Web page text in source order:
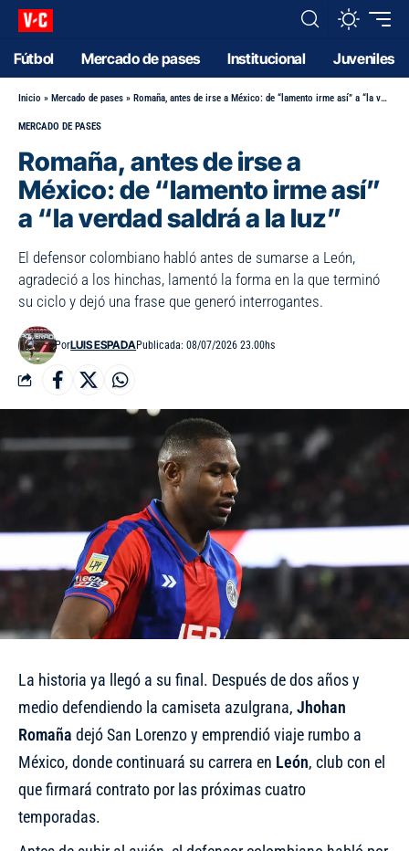
Fútbol Mercado de pases Institucional Juveniles
Inicio » Mercado de pases » Romaña, antes de irse a México: de “lamento irme así” a “la verdad saldrá a la luz”
MERCADO DE PASES
Romaña, antes de irse a
México: de “lamento irme así”
a “la verdad saldrá a la luz”
El defensor colombiano habló antes de sumarse a León,
agradeció a los hinchas, lamentó la forma en la que terminó
su ciclo y dejó una frase que generó interrogantes.
PorLUIS ESPADAPublicada: 08/07/2026 23.00hs
La historia ya llegó a su final. Después de dos años y
medio defendiendo la camiseta azulgrana, Jhohan
Romaña dejó San Lorenzo y emprendió viaje rumbo a
México, donde continuará su carrera en León, club con el
que firmará contrato por las próximas cuatro
temporadas.